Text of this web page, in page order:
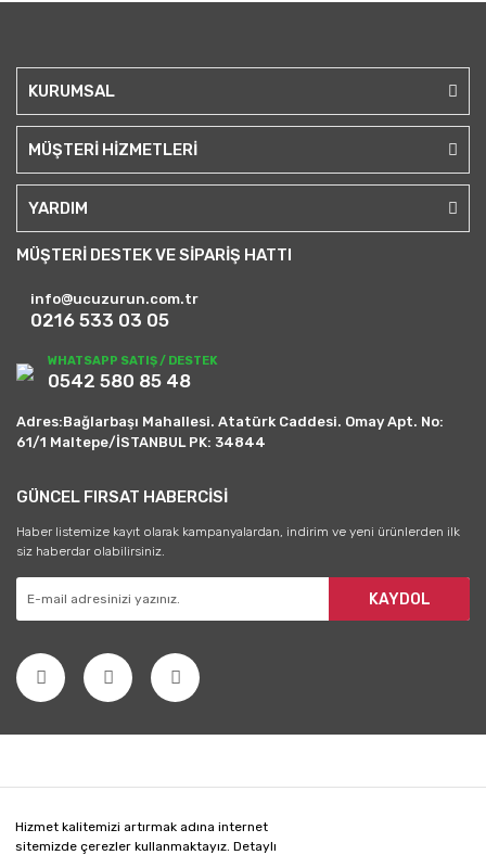
Hizmet kalitemizi artırmak adına internet
sitemizde çerezler kullanmaktayız. Detaylı
KURUMSAL
MÜŞTERİ HİZMETLERİ
YARDIM
MÜŞTERİ DESTEK VE SİPARİŞ HATTI
info@ucuzurun.com.tr
0216 533 03 05
WHATSAPP SATIŞ / DESTEK
0542 580 85 48
Adres:Bağlarbaşı Mahallesi. Atatürk Caddesi. Omay Apt. No:
61/1 Maltepe/İSTANBUL PK: 34844
GÜNCEL FIRSAT HABERCİSİ
Haber listemize kayıt olarak kampanyalardan, indirim ve yeni ürünlerden ilk
siz haberdar olabilirsiniz.
KAYDOL